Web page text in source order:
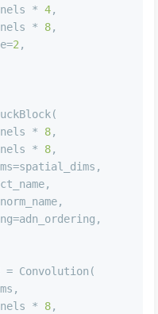
*
4,
*
8,
2 ,
*
8,
*
8,
= Convolution(
*
8,